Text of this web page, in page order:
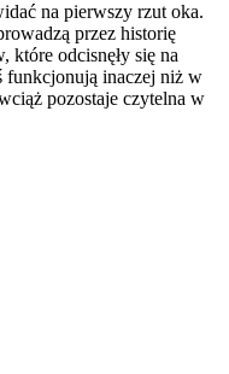
na pierwszy rzut oka.
przez historię
które odcisnęły się na
funkcjonują inaczej niż w
pozostaje czytelna w